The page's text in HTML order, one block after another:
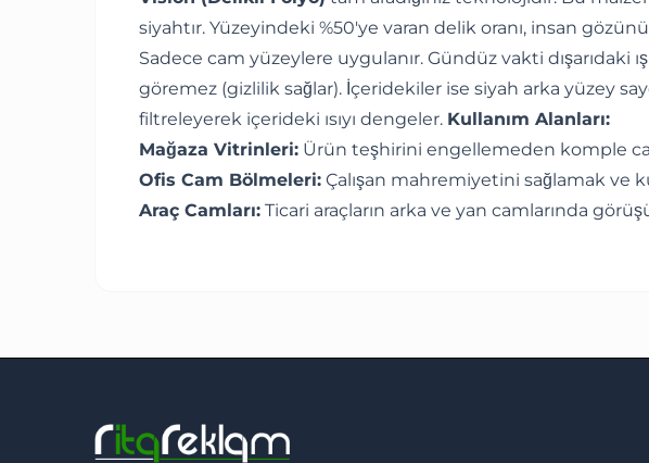
siyahtır. Yüzeyindeki %50'ye varan delik oranı, insan
Sadece cam yüzeylere uygulanır. Gündüz vakti dışarıdaki
göremez (gizlilik sağlar). İçeridekiler ise siyah arka yüzey
filtreleyerek içerideki ısıyı dengeler. Kullanım Alanları:
Mağaza Vitrinleri: Ürün teşhirini engellemeden komple
Ofis Cam Bölmeleri: Çalışan mahremiyetini sağlamak ve
Araç Camları: Ticari araçların arka ve yan camlarında